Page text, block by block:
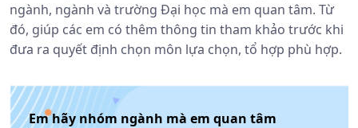
ngành, ngành và trường Đại học mà em quan tâm. Từ
đó, giúp các em có thêm thông tin tham khảo trước khi
đưa ra quyết định chọn môn lựa chọn, tổ hợp phù hợp.
Em hãy nhóm ngành mà em quan tâm